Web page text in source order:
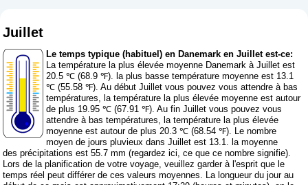
Juillet
Le temps typique (habituel) en Danemark en Juillet est-ce:
La température la plus élevée moyenne Danemark à Juillet est
20.5 ℃ (68.9 ℉). la plus basse température moyenne est 13.1
℃ (55.58 ℉). Au début Juillet vous pouvez vous attendre à bas
températures, la température la plus élevée moyenne est autour
de plus 19.95 ℃ (67.91 ℉). Au fin Juillet vous pouvez vous
attendre à bas températures, la température la plus élevée
moyenne est autour de plus 20.3 ℃ (68.54 ℉). Le nombre
moyen de jours pluvieux dans Juillet est 13.1. la moyenne
des précipitations est 55.7 mm (regardez ici, ce que ce nombre signifie).
Lors de la planification de votre voyage, veuillez garder à l'esprit que le
temps réel peut différer de ces valeurs moyennes. La longueur du jour au